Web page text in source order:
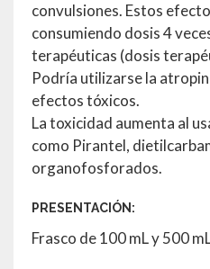
convulsiones. Estos
consumiendo dosis 4
terapéuticas (dosis
Podría utilizarse la
efectos tóxicos.
La toxicidad aumenta al
como Pirantel,
organofosforados.
PRESENTACIÓN:
Frasco de 100 mL y 500